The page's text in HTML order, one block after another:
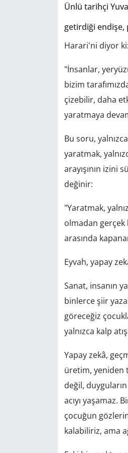
Ünlü tarihçi
getirdiği endişe,
Harari'ni diyor ki:
"İnsanlar,
bizim
çizebilir, daha
yaratmaya
Bu soru,
yaratmak,
arayışının izini
değinir:
"Yaratmak,
olmadan gerçek
arasında
Eyvah, yapay
Sanat, insanın
binlerce şiir
göreceğiz
yalnızca kalp
Yapay zekâ,
üretim, yeniden
değil,
acıyı yaşamaz.
çocuğun
kalabiliriz, ama
HABERDE İNSAN
KÜLTÜR SANAT
MAGAZİN
POLİTİKA